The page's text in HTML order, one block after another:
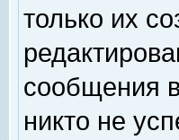
только их
сообщения
никто не